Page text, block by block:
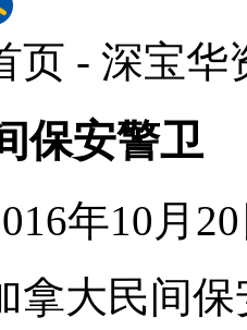
页 - 深宝
保安警卫
年10月
拿大民间